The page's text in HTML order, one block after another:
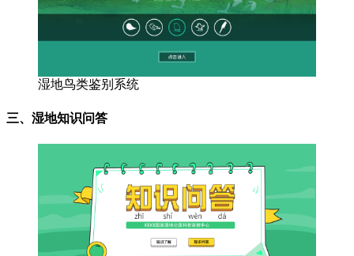
湿地鸟类鉴别系统
三、湿地知识问答